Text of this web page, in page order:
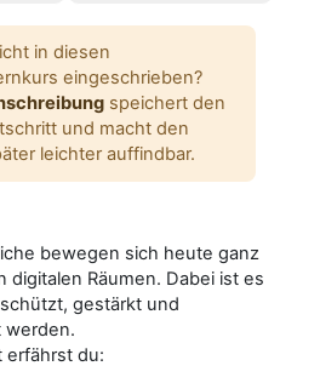
in diesen
eingeschrieben?
speichert den
und macht den
leichter auffindbar.
bewegen sich heute ganz
digitalen Räumen. Dabei ist es
gestärkt und
werden.
erfährst du: